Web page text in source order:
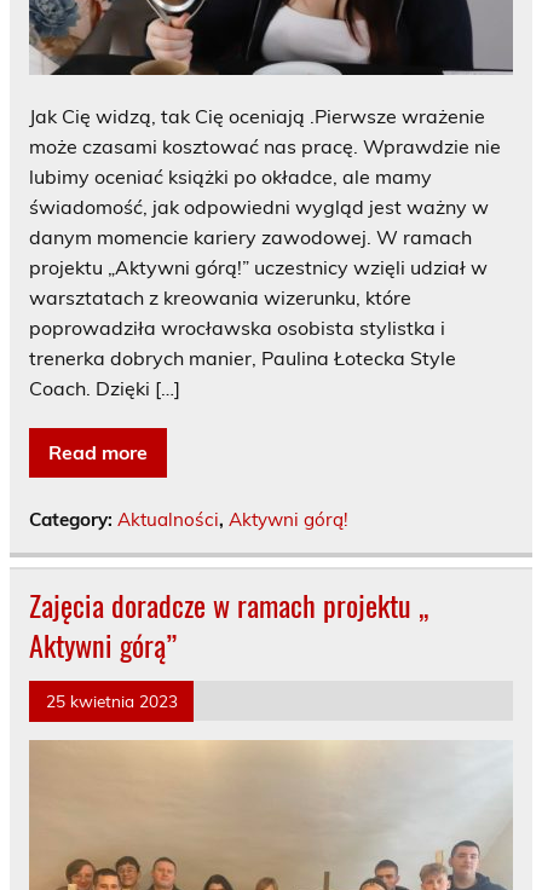
Jak Cię widzą, tak Cię oceniają .Pierwsze wrażenie
może czasami kosztować nas pracę. Wprawdzie nie
lubimy oceniać książki po okładce, ale mamy
świadomość, jak odpowiedni wygląd jest ważny w
danym momencie kariery zawodowej. W ramach
projektu „Aktywni górą!” uczestnicy wzięli udział w
warsztatach z kreowania wizerunku, które
poprowadziła wrocławska osobista stylistka i
trenerka dobrych manier, Paulina Łotecka Style
Coach. Dzięki […]
Read more
Category: Aktualności, Aktywni górą!
Zajęcia doradcze w ramach projektu ,,
Aktywni górą”
25 kwietnia 2023